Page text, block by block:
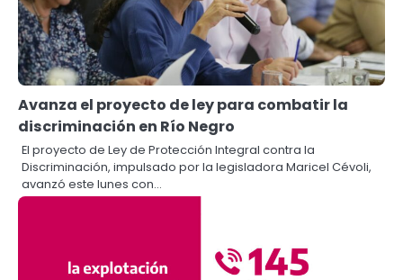
Avanza el proyecto de ley para combatir la
discriminación en Río Negro
El proyecto de Ley de Protección Integral contra la
Discriminación, impulsado por la legisladora Maricel Cévoli,
avanzó este lunes con…